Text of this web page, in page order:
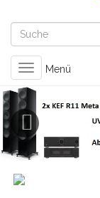
Toggle
navigation
Menü
Previous